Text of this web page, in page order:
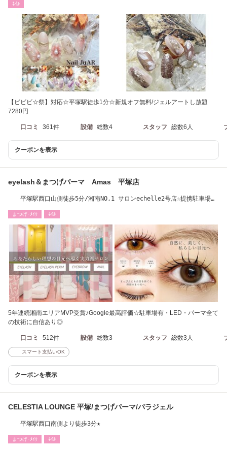
ﾈｲﾙ
【ビビビ☆祭】対応☆平塚駅徒歩1分☆新規オフ無料/ジェルアートし放題
7280円
口コミ 361件 設備 総数4 スタッフ 総数6人
クーポンを表示
eyelash＆まつげパーマ Amas 平塚店
平塚駅西口山側徒歩5分/湘南NO,1 サロンechelle2号店☆提携駐車場あ
まつげ･ﾒｲｸ ﾈｲﾙ
5年連続湘南エリアMVP受賞♪Google最高評価☆駐車場有・LED・パーマ全て
の技術に自信あり◎
口コミ 512件 設備 総数3 スタッフ 総数3人
スマート支払いOK
クーポンを表示
CELESTIA LOUNGE 平塚/まつげパーマ/パラジェル
平塚駅西口南側より徒歩3分★
まつげ･ﾒｲｸ ﾈｲﾙ